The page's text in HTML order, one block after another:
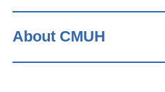
About CMUH